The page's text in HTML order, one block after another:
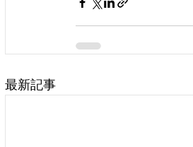
最新記事